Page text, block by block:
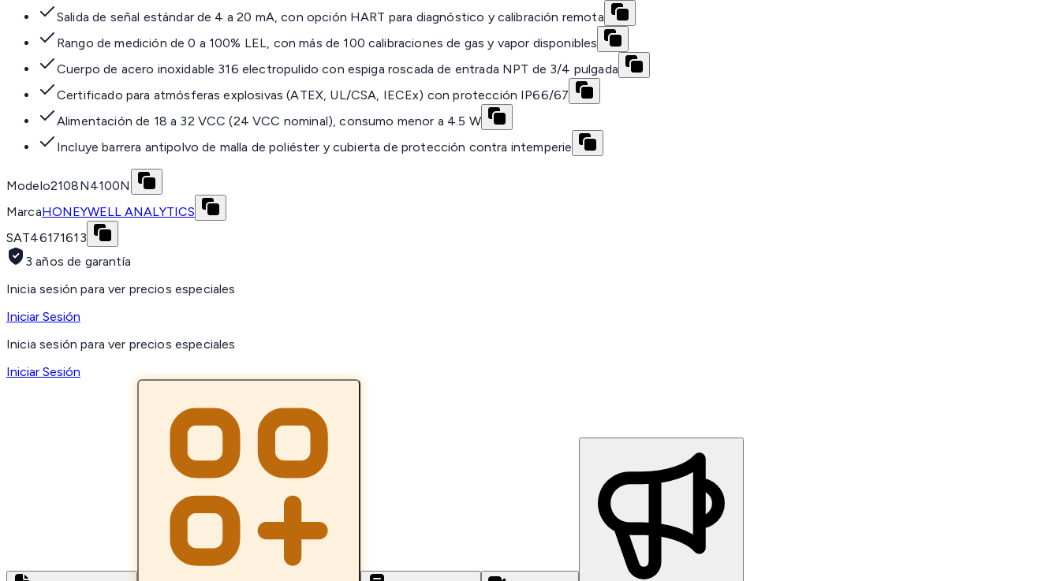
Salida de señal estándar de 4 a 20 mA, con opción HART para diagnóstico y calibración remota
Rango de medición de 0 a 100% LEL, con más de 100 calibraciones de gas y vapor disponibles
Cuerpo de acero inoxidable 316 electropulido con espiga roscada de entrada NPT de 3/4 pulgada
Certificado para atmósferas explosivas (ATEX, UL/CSA, IECEx) con protección IP66/67
Alimentación de 18 a 32 VCC (24 VCC nominal), consumo menor a 4.5 W
Incluye barrera antipolvo de malla de poliéster y cubierta de protección contra intemperie
Modelo2108N4100N
MarcaHONEYWELL ANALYTICS
SAT46171613
3 años de garantía
Inicia sesión para ver precios especiales
Iniciar Sesión
Inicia sesión para ver precios especiales
Iniciar Sesión